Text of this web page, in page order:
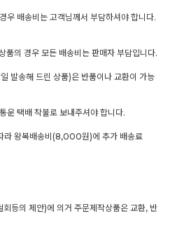
우 배송비는 고객님께서 부담하셔야 합니다.
품의 경우 모든 배송비는 판매자 부담입니다.
발송해 드린 상품)은 반품이나 교환이 가능
운 택배 착불로 보내주셔야 합니다.
라 왕복배송비(8,000원)에 추가 배송료
회등의 제안)에 의거 주문제작상품은 교환, 반